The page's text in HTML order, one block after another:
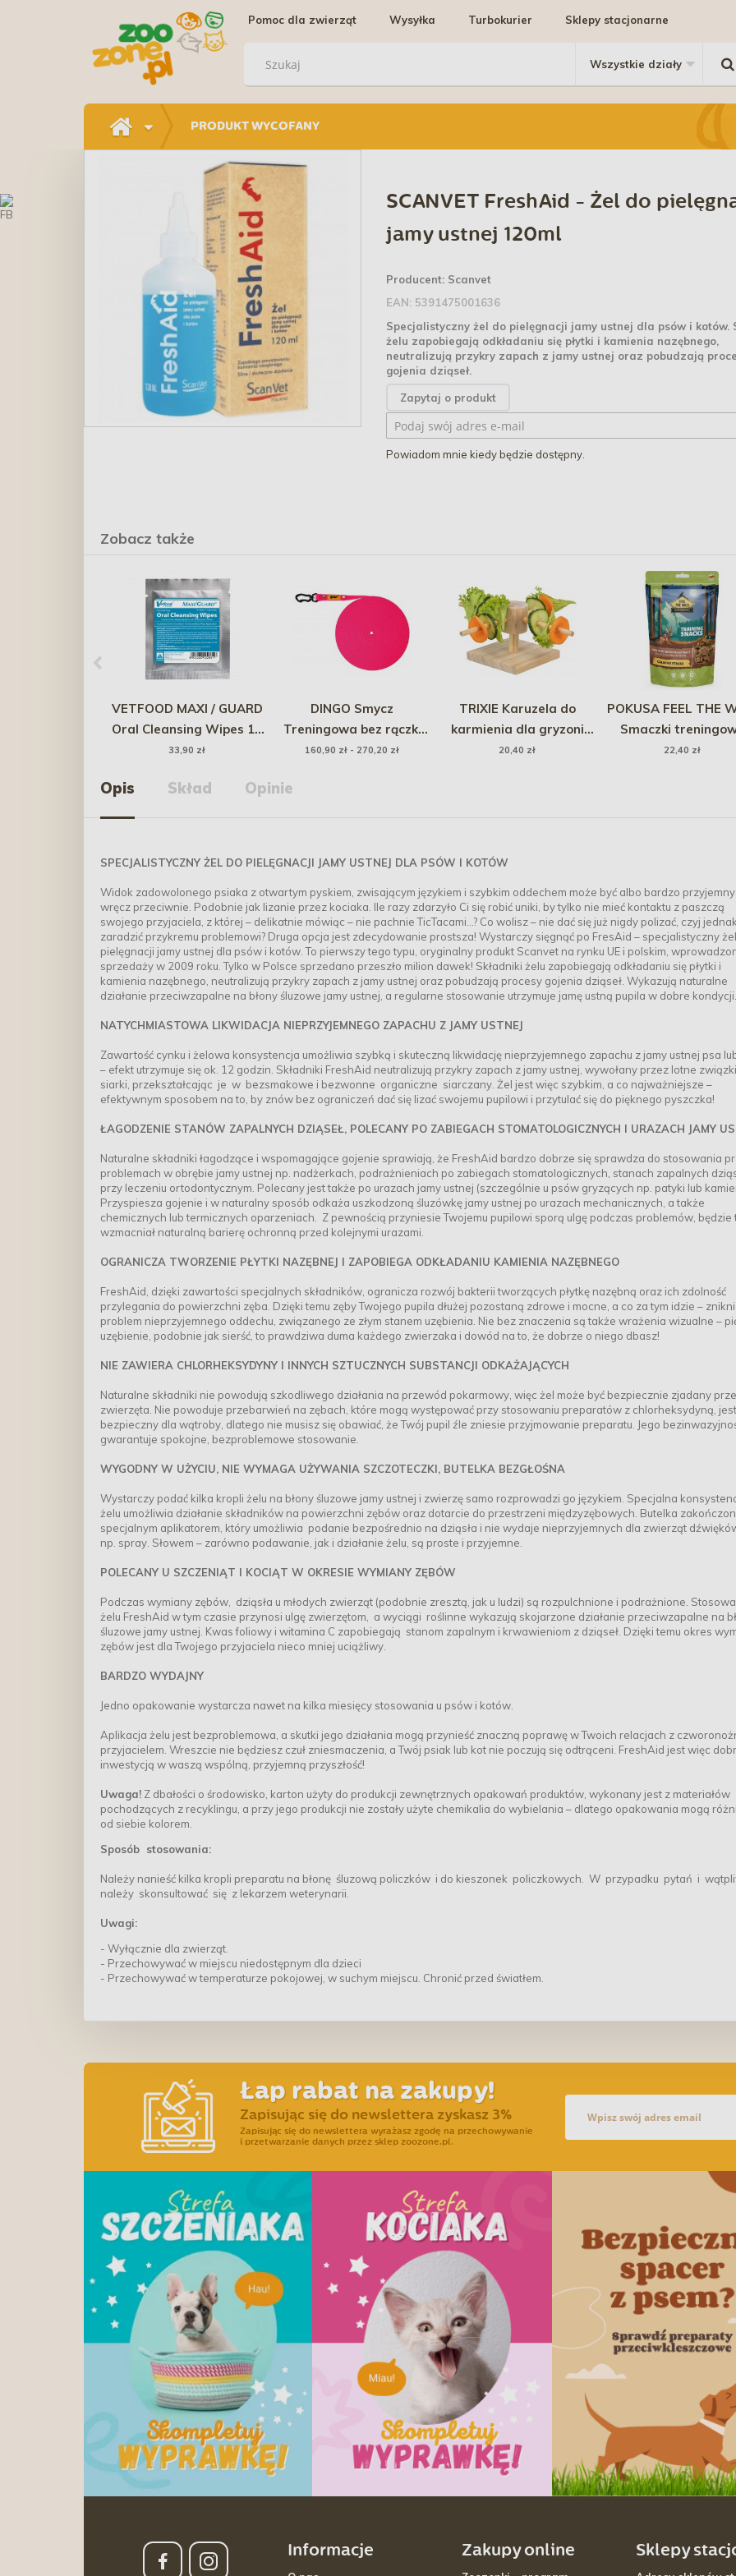
Pomoc dla zwierząt Wysyłka Turbokurier Sklepy stacjonarne
PRODUKT WYCOFANY
SCANVET FreshAid - Żel do
jamy ustnej 120ml
Producent: Scanvet
EAN: 5391475001636
Specjalistyczny żel do pielęgnacji jamy ustnej dla psów i kotów.
żelu zapobiegają odkładaniu się płytki i kamienia nazębnego,
neutralizują przykry zapach z jamy ustnej oraz pobudzają
gojenia dziąseł.
Zapytaj o produkt
Powiadom mnie kiedy będzie dostępny.
Zobacz także
VETFOOD MAXI / GUARD
Oral Cleansing Wipes 10
szt.
33,90 zł
DINGO Smycz
Treningowa bez rączki
Flex - różowa
160,90 zł - 270,20 zł
TRIXIE Karuzela do
karmienia dla gryzoni
drewno 22 x 8 x 22 cm
20,40 zł
POKUSA FEEL THE
Smaczki
Calming Stress -
22,40 zł
Opis Skład Opinie
SPECJALISTYCZNY ŻEL DO PIELĘGNACJI JAMY USTNEJ DLA PSÓW I KOTÓW
Widok zadowolonego psiaka z otwartym pyskiem, zwisającym językiem i szybkim oddechem może być albo bardzo
wręcz przeciwnie. Podobnie jak lizanie przez kociaka. Ile razy zdarzyło Ci się robić uniki, by tylko nie mieć kontaktu z paszczą
swojego przyjaciela, z której – delikatnie mówiąc – nie pachnie TicTacami…? Co wolisz – nie dać się już nigdy polizać, czyj jednak
zaradzić przykremu problemowi? Druga opcja jest zdecydowanie prostsza! Wystarczy sięgnąć po FresAid – specjalistyczny
pielęgnacji jamy ustnej dla psów i kotów. To pierwszy tego typu, oryginalny produkt Scanvet na rynku UE i polskim,
sprzedaży w 2009 roku. Tylko w Polsce sprzedano przeszło milion dawek! Składniki żelu zapobiegają odkładaniu się płytki i
kamienia nazębnego, neutralizują przykry zapach z jamy ustnej oraz pobudzają procesy gojenia dziąseł. Wykazują naturalne
działanie przeciwzapalne na błony śluzowe jamy ustnej, a regularne stosowanie utrzymuje jamę ustną pupila w dobre kondycji.
NATYCHMIASTOWA LIKWIDACJA NIEPRZYJEMNEGO ZAPACHU Z JAMY USTNEJ
Zawartość cynku i żelowa konsystencja umożliwia szybką i skuteczną likwidację nieprzyjemnego zapachu z jamy ustnej psa
– efekt utrzymuje się ok. 12 godzin. Składniki FreshAid neutralizują przykry zapach z jamy ustnej, wywołany przez lotne związki
siarki, przekształcając je w bezsmakowe i bezwonne organiczne siarczany. Żel jest więc szybkim, a co najważniejsze –
efektywnym sposobem na to, by znów bez ograniczeń dać się lizać swojemu pupilowi i przytulać się do pięknego pyszczka!
ŁAGODZENIE STANÓW ZAPALNYCH DZIĄSEŁ, POLECANY PO ZABIEGACH STOMATOLOGICZNYCH I URAZACH JAMY
Naturalne składniki łagodzące i wspomagające gojenie sprawiają, że FreshAid bardzo dobrze się sprawdza do stosowania
problemach w obrębie jamy ustnej np. nadżerkach, podrażnieniach po zabiegach stomatologicznych, stanach zapalnych
przy leczeniu ortodontycznym. Polecany jest także po urazach jamy ustnej (szczególnie u psów gryzących np. patyki lub
Przyspiesza gojenie i w naturalny sposób odkaża uszkodzoną śluzówkę jamy ustnej po urazach mechanicznych, a także
chemicznych lub termicznych oparzeniach. Z pewnością przyniesie Twojemu pupilowi sporą ulgę podczas problemów, będzie
wzmacniał naturalną barierę ochronną przed kolejnymi urazami.
OGRANICZA TWORZENIE PŁYTKI NAZĘBNEJ I ZAPOBIEGA ODKŁADANIU KAMIENIA NAZĘBNEGO
FreshAid, dzięki zawartości specjalnych składników, ogranicza rozwój bakterii tworzących płytkę nazębną oraz ich zdolność
przylegania do powierzchni zęba. Dzięki temu zęby Twojego pupila dłużej pozostaną zdrowe i mocne, a co za tym idzie –
problem nieprzyjemnego oddechu, związanego ze złym stanem uzębienia. Nie bez znaczenia są także wrażenia wizualne –
uzębienie, podobnie jak sierść, to prawdziwa duma każdego zwierzaka i dowód na to, że dobrze o niego dbasz!
NIE ZAWIERA CHLORHEKSYDYNY I INNYCH SZTUCZNYCH SUBSTANCJI ODKAŻAJĄCYCH
Naturalne składniki nie powodują szkodliwego działania na przewód pokarmowy, więc żel może być bezpiecznie zjadany
zwierzęta. Nie powoduje przebarwień na zębach, które mogą występować przy stosowaniu preparatów z chlorheksydyną,
bezpieczny dla wątroby, dlatego nie musisz się obawiać, że Twój pupil źle zniesie przyjmowanie preparatu. Jego
gwarantuje spokojne, bezproblemowe stosowanie.
WYGODNY W UŻYCIU, NIE WYMAGA UŻYWANIA SZCZOTECZKI, BUTELKA BEZGŁOŚNA
Wystarczy podać kilka kropli żelu na błony śluzowe jamy ustnej i zwierzę samo rozprowadzi go językiem. Specjalna
żelu umożliwia działanie składników na powierzchni zębów oraz dotarcie do przestrzeni międzyzębowych. Butelka
specjalnym aplikatorem, który umożliwia podanie bezpośrednio na dziąsła i nie wydaje nieprzyjemnych dla zwierząt
np. spray. Słowem – zarówno podawanie, jak i działanie żelu, są proste i przyjemne.
POLECANY U SZCZENIĄT I KOCIĄT W OKRESIE WYMIANY ZĘBÓW
Podczas wymiany zębów, dziąsła u młodych zwierząt (podobnie zresztą, jak u ludzi) są rozpulchnione i podrażnione.
żelu FreshAid w tym czasie przynosi ulgę zwierzętom, a wyciągi roślinne wykazują skojarzone działanie przeciwzapalne na
śluzowe jamy ustnej. Kwas foliowy i witamina C zapobiegają stanom zapalnym i krwawieniom z dziąseł. Dzięki temu okres
zębów jest dla Twojego przyjaciela nieco mniej uciążliwy.
BARDZO WYDAJNY
Jedno opakowanie wystarcza nawet na kilka miesięcy stosowania u psów i kotów.
Aplikacja żelu jest bezproblemowa, a skutki jego działania mogą przynieść znaczną poprawę w Twoich relacjach z
przyjacielem. Wreszcie nie będziesz czuł zniesmaczenia, a Twój psiak lub kot nie poczują się odtrąceni. FreshAid jest więc
inwestycją w waszą wspólną, przyjemną przyszłość!
Uwaga! Z dbałości o środowisko, karton użyty do produkcji zewnętrznych opakowań produktów, wykonany jest z materiałów
pochodzących z recyklingu, a przy jego produkcji nie zostały użyte chemikalia do wybielania – dlatego opakowania mogą
od siebie kolorem.
Sposób stosowania:
Należy nanieść kilka kropli preparatu na błonę śluzową policzków i do kieszonek policzkowych. W przypadku pytań i
należy skonsultować się z lekarzem weterynarii.
Uwagi:
- Wyłącznie dla zwierząt.
- Przechowywać w miejscu niedostępnym dla dzieci
- Przechowywać w temperaturze pokojowej, w suchym miejscu. Chronić przed światłem.
Łap rabat na zakupy!
Zapisując się do newslettera zyskasz 3%
Zapisując się do newslettera wyrażasz zgodę na przechowywanie
i przetwarzanie danych przez sklep zoozone.pl.
Informacje Zakupy online Sklepy